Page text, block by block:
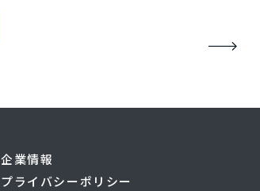
企業情報
プライバシーポリシー